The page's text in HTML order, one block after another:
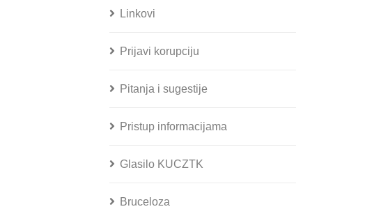
Linkovi
Prijavi korupciju
Pitanja i sugestije
Pristup informacijama
Glasilo KUCZTK
Bruceloza